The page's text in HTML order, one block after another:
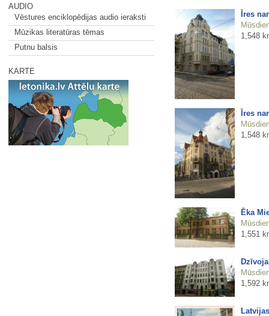
AUDIO
Vēstures enciklopēdijas audio ieraksti
Mūzikas literatūras tēmas
Putnu balsis
KARTE
Īres
1,548
Īres
1,548
Ēka
1,551
1,592